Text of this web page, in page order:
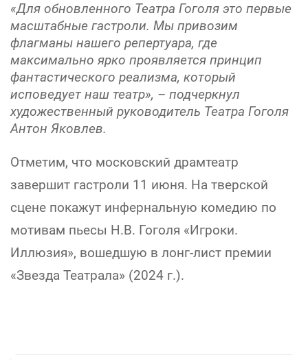
«Для обновленного Театра Гоголя это первые
масштабные гастроли. Мы привозим
флагманы нашего репертуара, где
максимально ярко проявляется принцип
фантастического реализма, который
исповедует наш театр», – подчеркнул
художественный руководитель Театра Гоголя
Антон Яковлев.
Отметим, что московский драмтеатр
завершит гастроли 11 июня. На тверской
сцене покажут инфернальную комедию по
мотивам пьесы Н.В. Гоголя «Игроки.
Иллюзия», вошедшую в лонг-лист премии
«Звезда Театрала» (2024 г.).